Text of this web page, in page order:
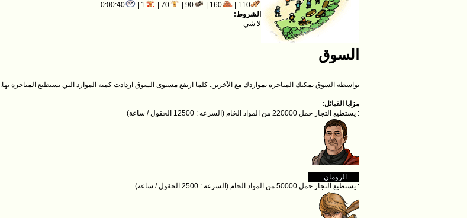
110 |
160 |
90 |
70 |
1 |
0:00:40
الشروط:
لا شي
السوق
بواسطة السوق يمكنك المتاجرة بمواردك مع الآخرين. كلما ارتفع مستوى السوق ازدادت كمية الموارد التي تستطيع المتاجرة بها.
مزايا القبائل:
: يستطيع التجار حمل 220000 من المواد الخام (السرعه : 12500 الحقول / ساعة)
الرومان
: يستطيع التجار حمل 50000 من المواد الخام (السرعه : 2500 الحقول / ساعة)